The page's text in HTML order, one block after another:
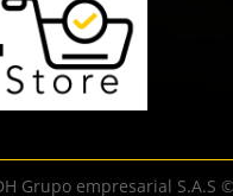
Grupo empresarial S.A.S